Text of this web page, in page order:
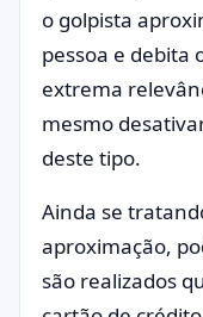
o golpista
pessoa e debita
extrema
mesmo
deste tipo.
Ainda se
aproximação,
são realizados